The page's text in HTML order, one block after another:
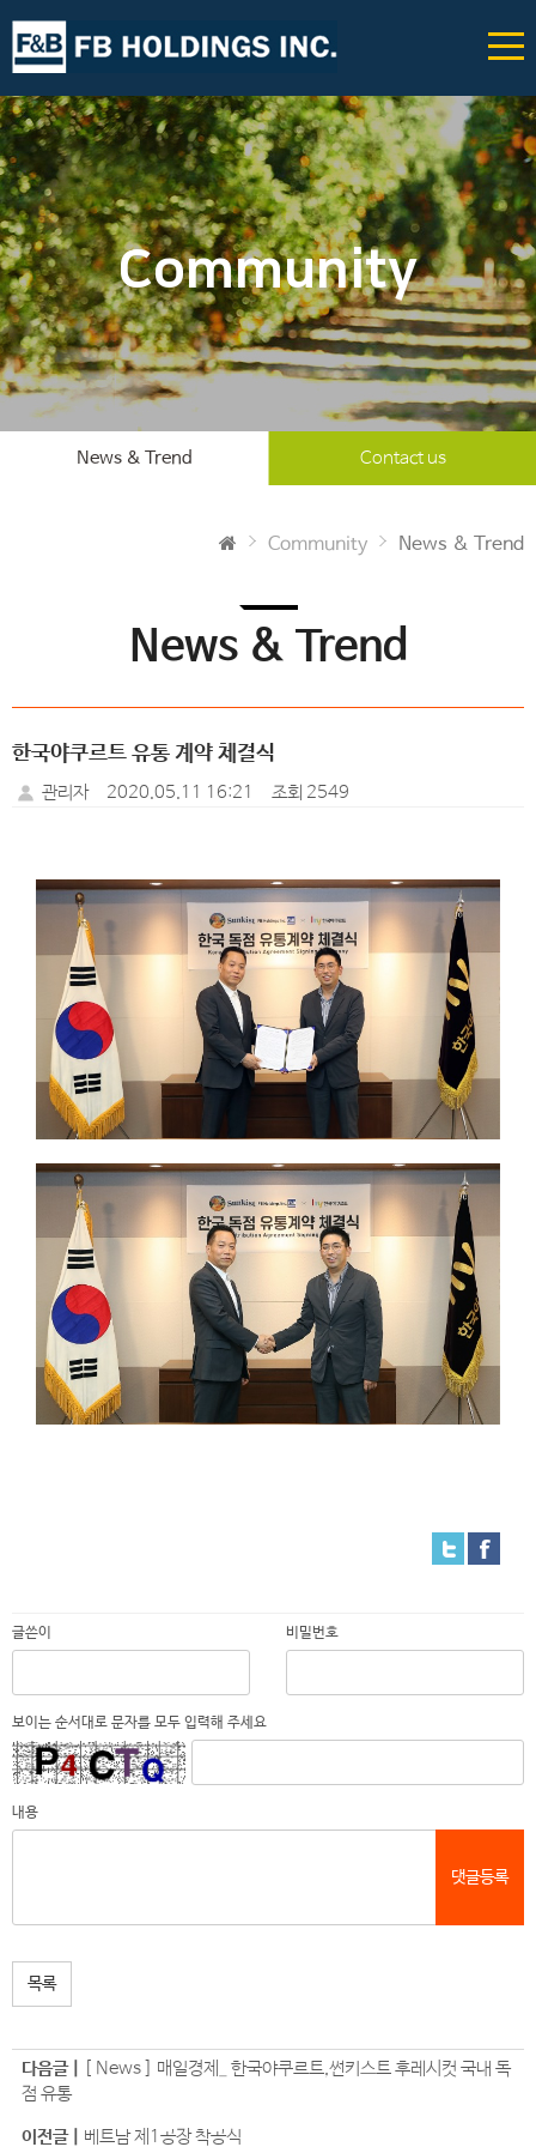
Community
News & Trend Contact us
Community News & Trend
News & Trend
한국야쿠르트 유통 계약 체결식
관리자 2020.05.11 16:21 조회 2549
글쓴이 비밀번호
보이는 순서대로 문자를 모두 입력해 주세요
내용
댓글등록
목록
다음글 |
[ News ] 매일경제_ 한국야쿠르트,썬키스트 후레시컷 국내 독
점 유통
이전글 | 베트남 제1공장 착공식